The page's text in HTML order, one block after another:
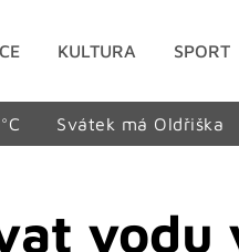
KULTURA SPORT
Svátek má Oldřiška
vodu